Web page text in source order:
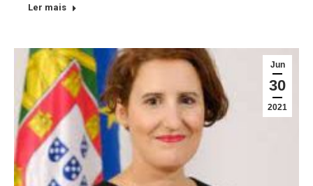
Ler mais
Jun
30
2021